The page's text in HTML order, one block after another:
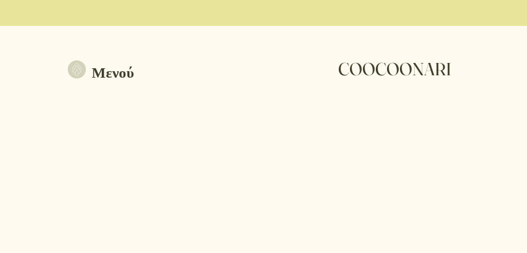
Μενού COOCOONARI